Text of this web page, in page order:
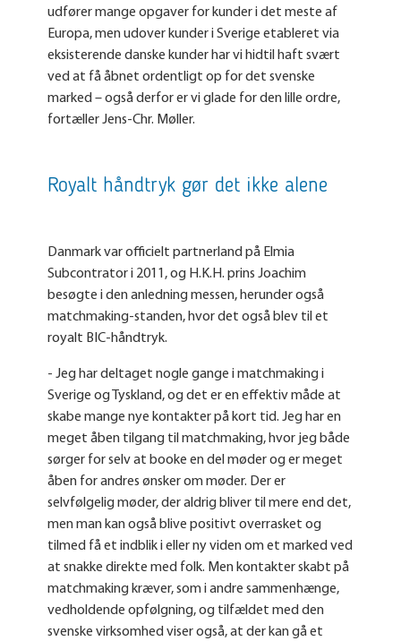
udfører mange opgaver for kunder i det meste af
Europa, men udover kunder i Sverige etableret via
eksisterende danske kunder har vi hidtil haft svært
ved at få åbnet ordentligt op for det svenske
marked – også derfor er vi glade for den lille ordre,
fortæller Jens-Chr. Møller.
Royalt håndtryk gør det ikke alene
Danmark var officielt partnerland på Elmia
Subcontrator i 2011, og H.K.H. prins Joachim
besøgte i den anledning messen, herunder også
matchmaking-standen, hvor det også blev til et
royalt BIC-håndtryk.
- Jeg har deltaget nogle gange i matchmaking i
Sverige og Tyskland, og det er en effektiv måde at
skabe mange nye kontakter på kort tid. Jeg har en
meget åben tilgang til matchmaking, hvor jeg både
sørger for selv at booke en del møder og er meget
åben for andres ønsker om møder. Der er
selvfølgelig møder, der aldrig bliver til mere end det,
men man kan også blive positivt overrasket og
tilmed få et indblik i eller ny viden om et marked ved
at snakke direkte med folk. Men kontakter skabt på
matchmaking kræver, som i andre sammenhænge,
vedholdende opfølgning, og tilfældet med den
svenske virksomhed viser også, at der kan gå et